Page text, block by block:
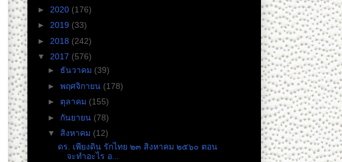
► 2020 (176)
► 2019 (33)
► 2018 (242)
▼ 2017 (576)
► ธันวาคม (39)
► พฤศจิกายน (178)
► ตุลาคม (155)
► กันยายน (78)
▼ สิงหาคม (12)
ดร. เพียงดิน รักไทย ๒๓ สิงหาคม ๒๕๖๐ ตอน
จะทำอะไร อ...